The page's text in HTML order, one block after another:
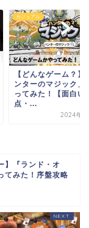
カジュアル
【どんなゲーム？】
ンターのマジック」
ってみた！【面白い
点・...
2024年5
】『ランド・オ
てみた！序盤攻略